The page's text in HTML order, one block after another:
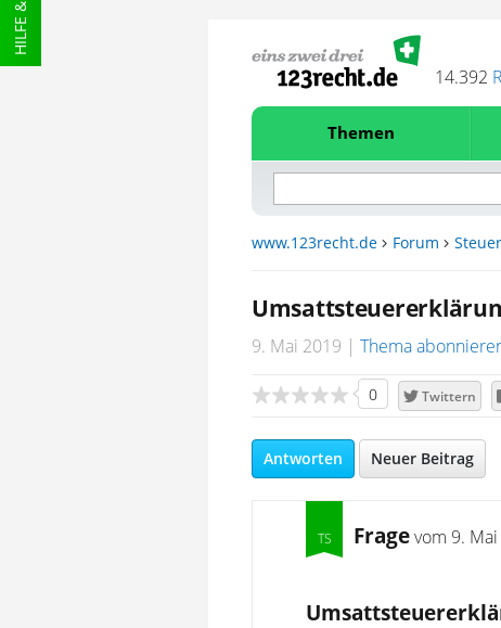
14.392
Themen
www.123recht.de Forum
9. Mai 2019 Thema
0 Twittern
Antworten Neuer Beitrag
Fragevom 9.